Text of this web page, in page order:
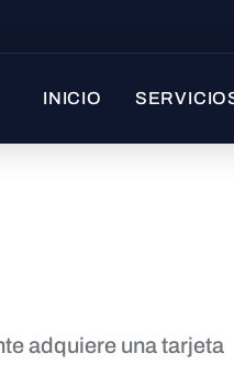
INICIO
adquiere una tarjeta